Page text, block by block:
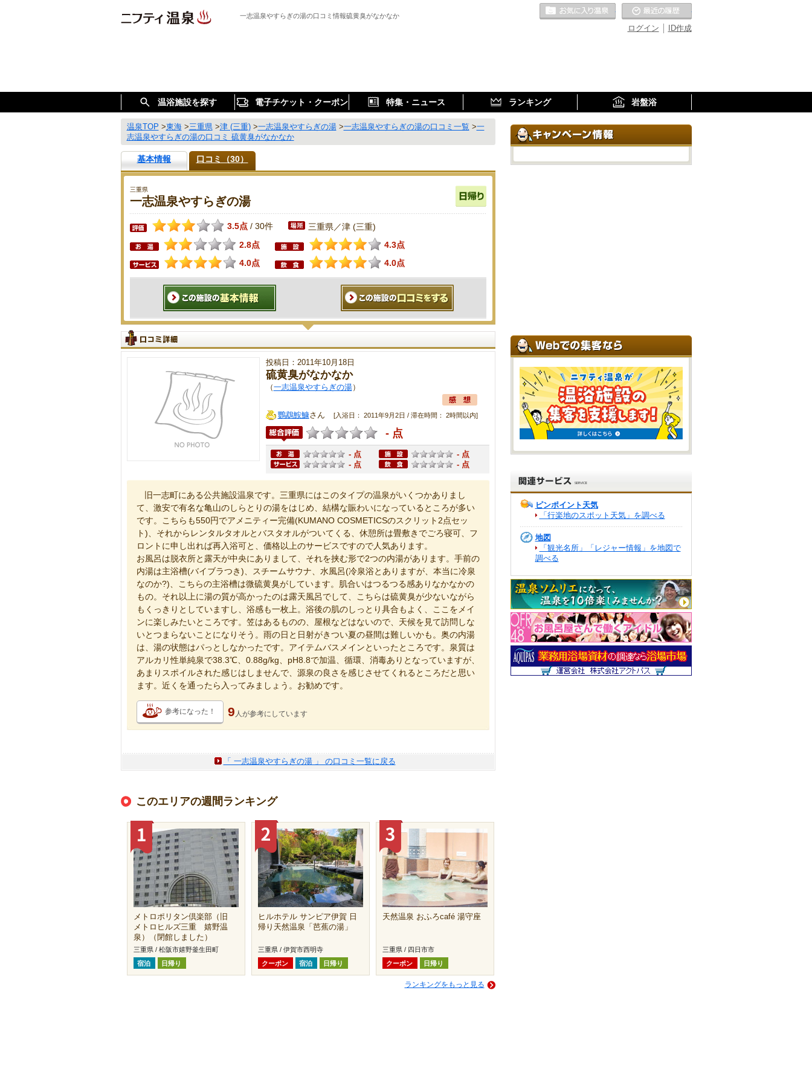
一志温泉やすらぎの湯の口コミ情報硫黄臭がなかなか
ID作成
ログイン
お気に入りの温泉
温浴施設を探す 電子チケット・クーポン 特集・ニュース ランキング 岩盤浴
温泉TOP >東海>三重県>津 (三重)>一志温泉やすらぎの湯>一志温泉やすらぎの湯の口コミ一覧 >一
志温泉やすらぎの湯の口コミ 硫黄臭がなかなか
基本情報 口コミ（30）
三重県
一志温泉やすらぎの湯
3.5点 / 30件 三重県／津 (三重)
2.8点
4.3点
4.0点
4.0点
投稿日：2011年10月18日
硫黄臭がなかなか
（一志温泉やすらぎの湯）
鸚鵡鮟鱇さん [入浴日： 2011年9月2日 / 滞在時間： 2時間以内]
- 点
- 点
- 点
- 点
- 点
旧一志町にある公共施設温泉です。三重県にはこのタイプの温泉がいくつかありまし
て、激安で有名な亀山のしらとりの湯をはじめ、結構な賑わいになっているところが多い
です。こちらも550円でアメニティー完備(KUMANO COSMETICSのスクリット2点セッ
ト)、それからレンタルタオルとバスタオルがついてくる、休憩所は畳敷きでごろ寝可、フ
ロントに申し出れば再入浴可と、価格以上のサービスですので人気あります。
お風呂は脱衣所と露天が中央にありまして、それを挟む形で2つの内湯があります。手前の
内湯は主浴槽(バイブラつき)、スチームサウナ、水風呂(冷泉浴とありますが、本当に冷泉
なのか?)、こちらの主浴槽は微硫黄臭がしています。肌合いはつるつる感ありなかなかの
もの。それ以上に湯の質が高かったのは露天風呂でして、こちらは硫黄臭が少ないながら
もくっきりとしていますし、浴感も一枚上。浴後の肌のしっとり具合もよく、ここをメイ
ンに楽しみたいところです。笠はあるものの、屋根などはないので、天候を見て訪問しな
いとつまらないことになりそう。雨の日と日射がきつい夏の昼間は難しいかも。奥の内湯
は、湯の状態はパっとしなかったです。アイテムバスメインといったところです。泉質は
アルカリ性単純泉で38.3℃、0.88g/kg、pH8.8で加温、循環、消毒ありとなっていますが、
あまりスポイルされた感じはしませんで、源泉の良さを感じさせてくれるところだと思い
ます。近くを通ったら入ってみましょう。お勧めです。
参考になった！ 9 人が参考にしています
「 一志温泉やすらぎの湯 」 の口コミ一覧に戻る
このエリアの週間ランキング
メトロポリタン倶楽部（旧
メトロヒルズ三重 嬉野温
泉）（閉館しました）
三重県 / 松阪市嬉野釜生田町
宿泊
日帰り
ヒルホテル サンピア伊賀 日
帰り天然温泉「芭蕉の湯」
三重県 / 伊賀市西明寺
クーポン
宿泊 日帰り
天然温泉 おふろcafé 湯守座
三重県 / 四日市市
クーポン
日帰り
ランキングをもっと見る
ピンポイント天気
「行楽地のスポット天気」を調べる
地図
「観光名所」「レジャー情報」を地図で
調べる